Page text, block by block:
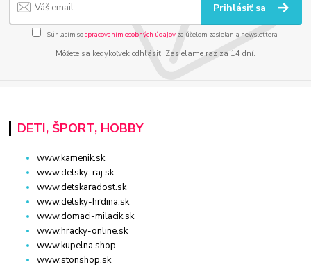
Prihlásiť sa
Súhlasím sospracovaním osobných údajov za účelom zasielania newslettera.
Môžete sa kedykoľvek odhlásiť. Zasielame raz za 14 dní.
DETI, ŠPORT, HOBBY
www.kamenik.sk
www.detsky-raj.sk
www.detskaradost.sk
www.detsky-hrdina.sk
www.domaci-milacik.sk
www.hracky-online.sk
www.kupelna.shop
www.stonshop.sk